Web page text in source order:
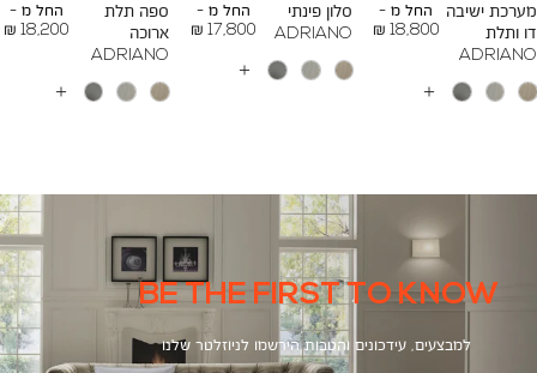
מערכת ישיבה
דו ותלת
ADRIANO
החל מ -
18,800 ₪
To
24,500 ₪
עוד
סלון פינתי
ADRIANO
החל מ -
17,800 ₪
To
26,700 ₪
עוד
ספה תלת
ארוכה
ADRIANO
החל מ -
18,200 ₪
To
23,200 ₪
עוד
BE THE FIRST TO KNOW
למבצעים, עידכונים והטבות הירשמו לניוזלטר שלנו